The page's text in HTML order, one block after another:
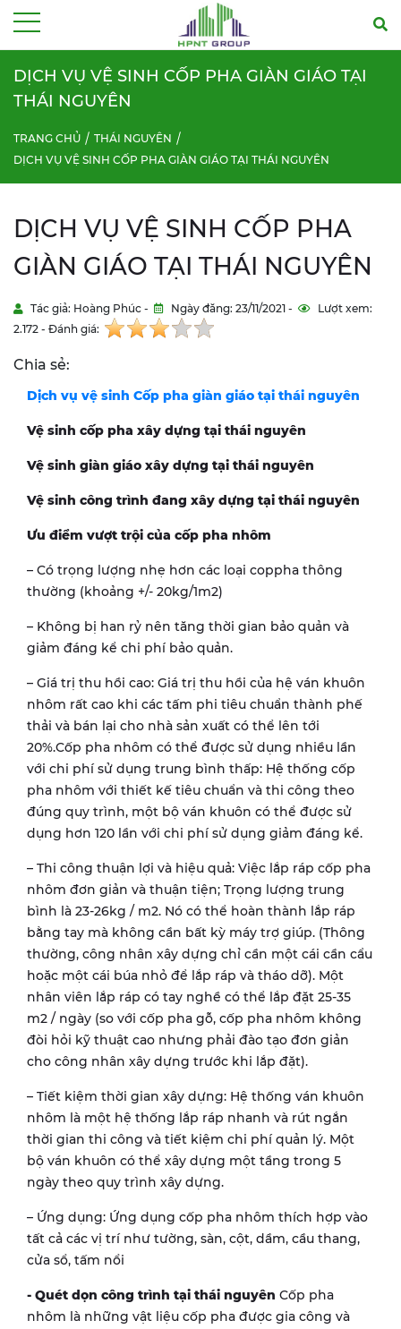
DỊCH VỤ VỆ SINH CỐP PHA GIÀN GIÁO TẠI
THÁI NGUYÊN
TRANG CHỦ
THÁI NGUYÊN
DỊCH VỤ VỆ SINH CỐP PHA GIÀN GIÁO TẠI THÁI NGUYÊN
DỊCH VỤ VỆ SINH CỐP PHA
GIÀN GIÁO TẠI THÁI NGUYÊN
Tác giả: Hoàng Phúc - Ngày đăng: 23/11/2021 -
Lượt xem:
2.172 - Đánh giá:
Chia sẻ:
Dịch vụ vệ sinh Cốp pha giàn giáo tại thái nguyên
Vệ sinh cốp pha xây dựng tại thái nguyên
Vệ sinh giàn giáo xây dựng tại thái nguyên
Vệ sinh công trình đang xây dựng tại thái nguyên
Ưu điểm vượt trội của cốp pha nhôm
– Có trọng lượng nhẹ hơn các loại coppha thông
thường (khoảng +/- 20kg/1m2)
– Không bị han rỷ nên tăng thời gian bảo quản và
giảm đáng kể chi phí bảo quản.
– Giá trị thu hồi cao: Giá trị thu hồi của hệ ván khuôn
nhôm rất cao khi các tấm phi tiêu chuẩn thành phế
thải và bán lại cho nhà sản xuất có thể lên tới
20%.Cốp pha nhôm có thể được sử dụng nhiều lần
với chi phí sử dụng trung bình thấp: Hệ thống cốp
pha nhôm với thiết kế tiêu chuẩn và thi công theo
đúng quy trình, một bộ ván khuôn có thể được sử
dụng hơn 120 lần với chi phí sử dụng giảm đáng kể.
– Thi công thuận lợi và hiệu quả: Việc lắp ráp cốp pha
nhôm đơn giản và thuận tiện; Trọng lượng trung
bình là 23-26kg / m2. Nó có thể hoàn thành lắp ráp
bằng tay mà không cần bất kỳ máy trợ giúp. (Thông
thường, công nhân xây dựng chỉ cần một cái cần cẩu
hoặc một cái búa nhỏ để lắp ráp và tháo dỡ). Một
nhân viên lắp ráp có tay nghề có thể lắp đặt 25-35
m2 / ngày (so với cốp pha gỗ, cốp pha nhôm không
đòi hỏi kỹ thuật cao nhưng phải đào tạo đơn giản
cho công nhân xây dựng trước khi lắp đặt).
– Tiết kiệm thời gian xây dựng: Hệ thống ván khuôn
nhôm là một hệ thống lắp ráp nhanh và rút ngắn
thời gian thi công và tiết kiệm chi phí quản lý. Một
bộ ván khuôn có thể xây dựng một tầng trong 5
ngày theo quy trình xây dựng.
– Ứng dụng: Ứng dụng cốp pha nhôm thích hợp vào
tất cả các vị trí như tường, sàn, cột, dầm, cầu thang,
cửa sổ, tấm nổi
- Quét dọn công trình tại thái nguyên Cốp pha
nhôm là những vật liệu cốp pha được gia công và